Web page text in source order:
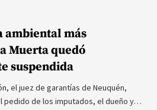
ambiental más
Muerta quedó
suspendida
el juez de garantías de Neuquén,
pedido de los imputados, el dueño y…